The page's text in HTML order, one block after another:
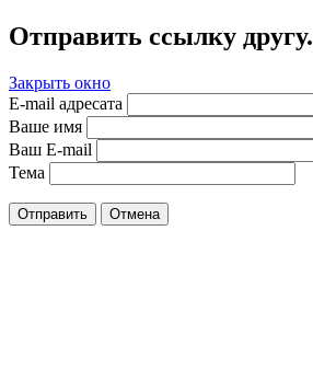
Отправить ссылку другу.
Закрыть окно
E-mail адресата
Ваше имя
Ваш E-mail
Тема
Отправить Отмена